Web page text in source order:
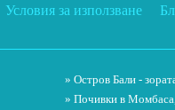
Условия за използване
» Остров Бали -
» Почивки в